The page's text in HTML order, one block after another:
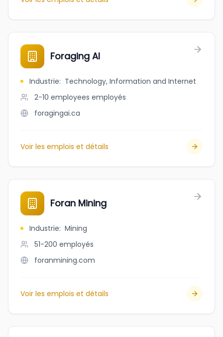
Foraging AI
Industrie: Technology, Information and Internet
2-10 employees employés
foragingai.ca
Voir les emplois et détails
Foran Mining
Industrie: Mining
51-200 employés
foranmining.com
Voir les emplois et détails